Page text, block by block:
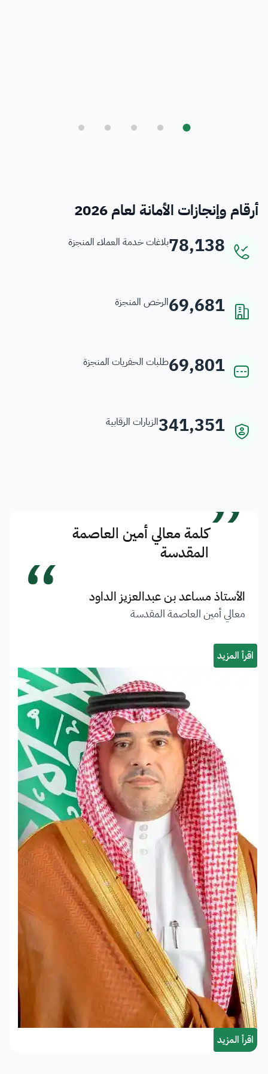
أرقام وإنجازات الأمانة لعام 2026
78,138بلاغات خدمة العملاء المنجزة
69,681الرخص المنجزة
69,801طلبات الحفريات المنجزة
341,351الزيارات الرقابية
”كلمة معالي أمين العاصمة
المقدسة
الأستاذ مساعد بن عبدالعزيز الداود
معالي أمين العاصمة المقدسة “